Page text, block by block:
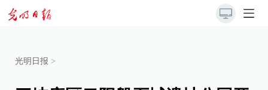
光明日报 >